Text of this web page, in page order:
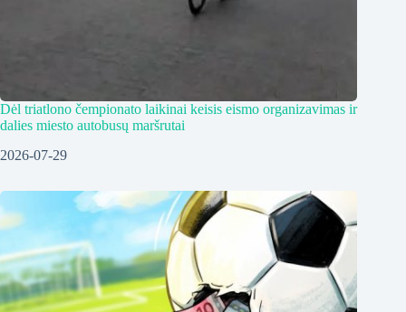
Dėl triatlono čempionato laikinai keisis eismo organizavimas ir
dalies miesto autobusų maršrutai
2026-07-29